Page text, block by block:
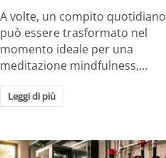
A volte, un compito quotidiano
può essere trasformato nel
momento ideale per una
meditazione mindfulness,…
Leggi di più